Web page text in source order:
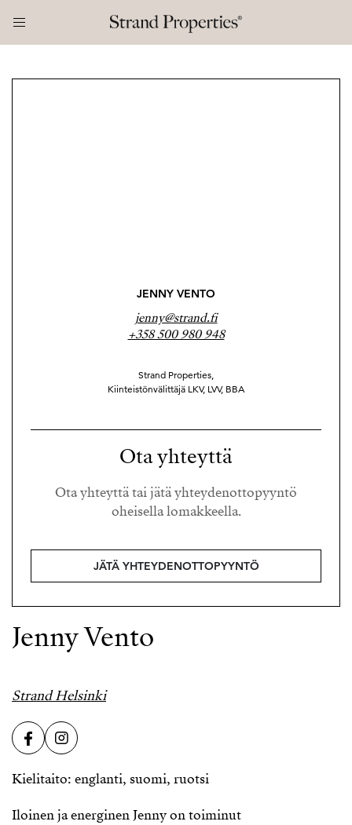
JENNY VENTO
jenny@strand.fi
+358 500 980 948
Strand Properties,
Kiinteistönvälittäjä LKV, LVV, BBA
Ota yhteyttä
Ota yhteyttä tai jätä yhteydenottopyyntö
oheisella lomakkeella.
JÄTÄ YHTEYDENOTTOPYYNTÖ
Jenny Vento
Strand Helsinki
Kielitaito: englanti, suomi, ruotsi
Iloinen ja energinen Jenny on toiminut